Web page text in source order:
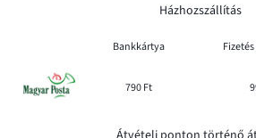
Házhozszállítás
Bankkártya
790 Ft